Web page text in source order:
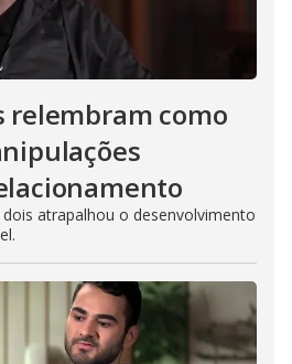
relembram como
atrapalhou o desenvolvimento